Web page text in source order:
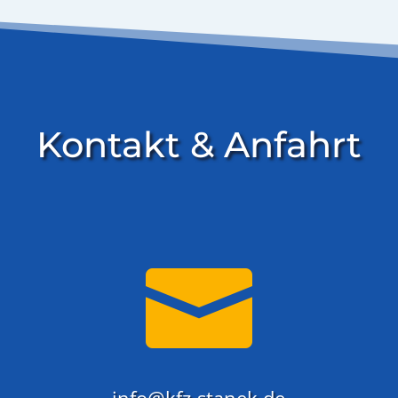
Kontakt & Anfahrt
